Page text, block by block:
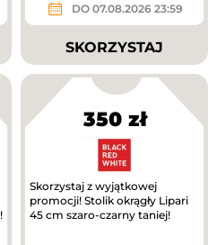
DO 07.08.2026 23:59
SKORZYSTAJ
350 zł
Skorzystaj z wyjątkowej
promocji! Stolik okrągły Lipari
45 cm szaro-czarny taniej!